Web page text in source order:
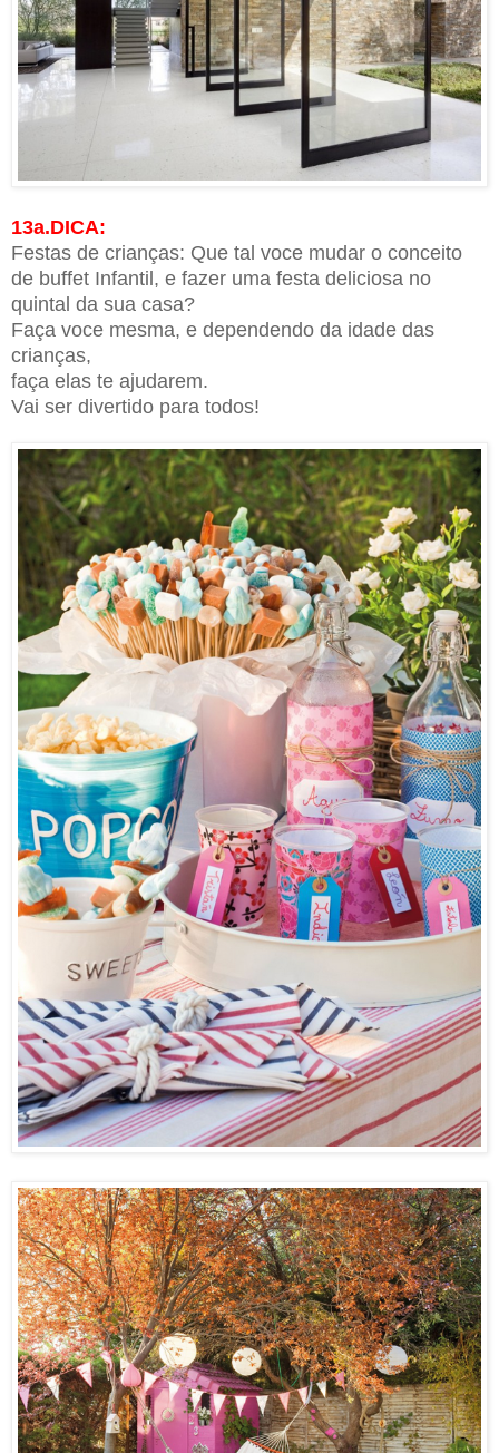
13a.DICA:
Festas de crianças: Que tal voce mudar o conceito
de buffet Infantil, e fazer uma festa deliciosa no
quintal da sua casa?
Faça voce mesma, e dependendo da idade das
crianças,
faça elas te ajudarem.
Vai ser divertido para todos!